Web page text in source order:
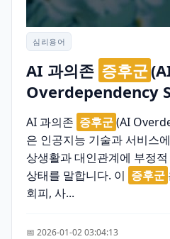
심리용어
AI 과의존 증후군
Overdependency
AI 과의존 증후군(AI
은 인공지능 기술과 서비스
상생활과 대인관계에 부정
상태를 말합니다. 이 증후군
회피, 사...
📅 2026-01-02 03:04:13